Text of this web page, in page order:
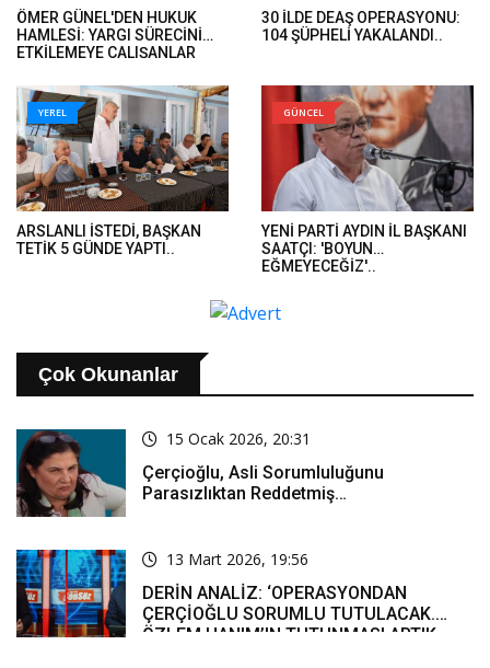
ÖMER GÜNEL'DEN HUKUK
HAMLESİ: YARGI SÜRECİNİ
ETKİLEMEYE ÇALIŞANLAR
VERECEK..
30 İLDE DEAŞ OPERASYONU:
104 ŞÜPHELİ YAKALANDI..
YEREL
ARSLANLI İSTEDİ, BAŞKAN
TETİK 5 GÜNDE YAPTI..
GÜNCEL
YENİ PARTİ AYDIN İL BAŞKANI
SAATÇI: 'BOYUN
EĞMEYECEĞİZ'..
Çok Okunanlar
15 Ocak 2026, 20:31
Çerçioğlu, Asli Sorumluluğunu
Parasızlıktan Reddetmiş…
13 Mart 2026, 19:56
DERİN ANALİZ: ‘OPERASYONDAN
ÇERÇİOĞLU SORUMLU TUTULACAK.
ÖZLEM HANIM’IN TUTUNMASI ARTIK